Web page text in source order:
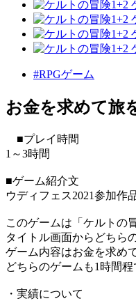
#RPGゲーム
お金を求めて旅
■プレイ時間
1～3時間
■ゲーム紹介文
ウディフェス2021参加作品
このゲームは「ケルトの
タイトル画面からどちら
ゲーム内容はお金を求め
どちらのゲームも1時間
・実績について